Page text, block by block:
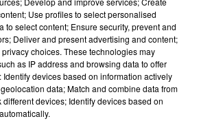
15 sec)
de l'Ariege
Use profiles to select personalised
to select content; Ensure security, prevent and
Deliver and present advertising and content;
choices. These technologies may
as IP address and browsing data to offer
devices based on information actively
data; Match and combine data from
devices; Identify devices based on